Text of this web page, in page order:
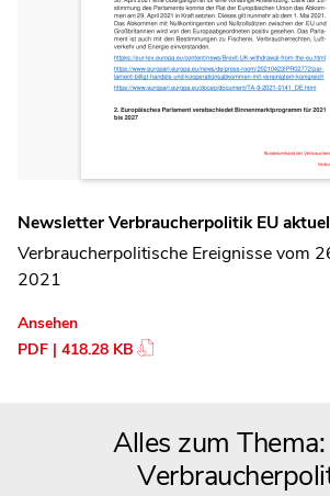
Newsletter Verbraucherpolitik EU
Verbraucherpolitische Ereignisse vom
2021
Ansehen
PDF | 418.28 KB
Alles zum